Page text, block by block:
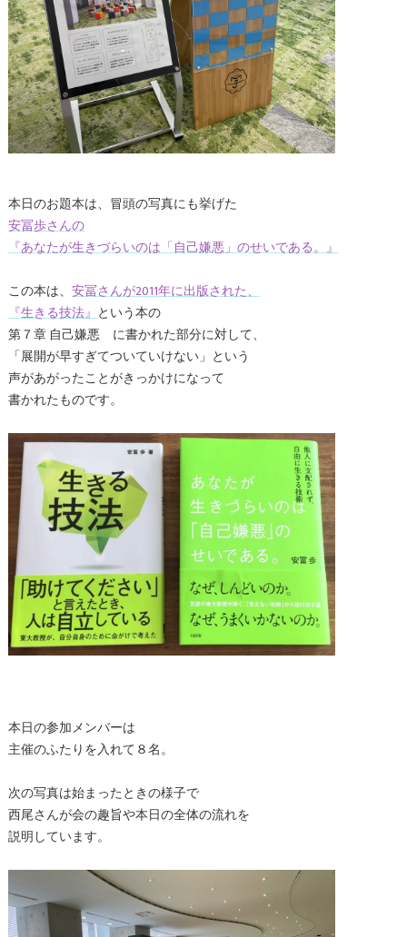
本日のお題本は、冒頭の写真にも挙げた
安冨歩さんの
『あなたが生きづらいのは「自己嫌悪」のせいである。』
この本は、 安冨さんが2011年に出版された、
『生きる技法』という本の
第７章 自己嫌悪 に書かれた部分に対して、
「展開が早すぎてついていけない」という
声があがったことがきっかけになって
書かれたものです。
本日の参加メンバーは
主催のふたりを入れて８名。
次の写真は始まったときの様子で
西尾さんが会の趣旨や本日の全体の流れを
説明しています。